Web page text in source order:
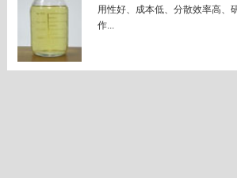
用性好、成本低、分散效率高、
作...